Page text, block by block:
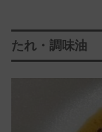
たれ・調味油